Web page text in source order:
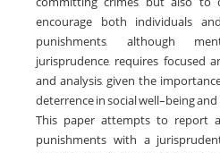
encourage both individuals
punishments, although
jurisprudence, requires focused
and analysis, given the
deterrence in social well-being
This paper attempts to report
punishments with a